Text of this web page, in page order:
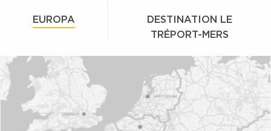
EUROPA
DESTINATION LE
TRÉPORT-MERS